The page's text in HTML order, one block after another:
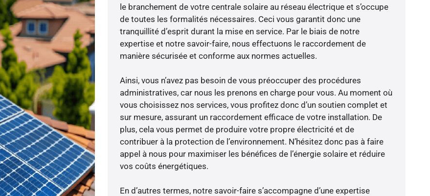
le branchement de votre centrale solaire au réseau électrique et s’occupe
de toutes les formalités nécessaires. Ceci vous garantit donc une
tranquillité d’esprit durant la mise en service. Par le biais de notre
expertise et notre savoir-faire, nous effectuons le raccordement de
manière sécurisée et conforme aux normes actuelles.
Ainsi, vous n’avez pas besoin de vous préoccuper des procédures
administratives, car nous les prenons en charge pour vous. Au moment où
vous choisissez nos services, vous profitez donc d’un soutien complet et
sur mesure, assurant un raccordement efficace de votre installation. De
plus, cela vous permet de produire votre propre électricité et de
contribuer à la protection de l’environnement. N’hésitez donc pas à faire
appel à nous pour maximiser les bénéfices de l’énergie solaire et réduire
vos coûts énergétiques.
En d’autres termes, notre savoir-faire s’accompagne d’une expertise